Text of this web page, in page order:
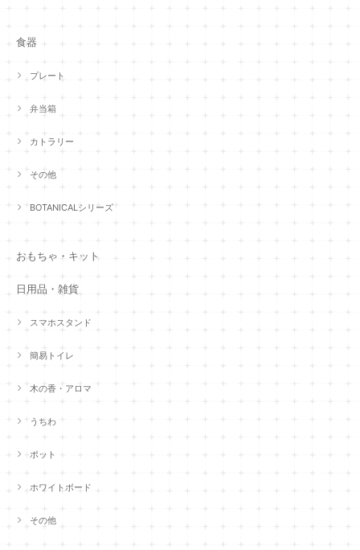
食器
プレート
弁当箱
カトラリー
その他
BOTANICALシリーズ
おもちゃ・キット
日用品・雑貨
スマホスタンド
簡易トイレ
木の香・アロマ
うちわ
ポット
ホワイトボード
その他